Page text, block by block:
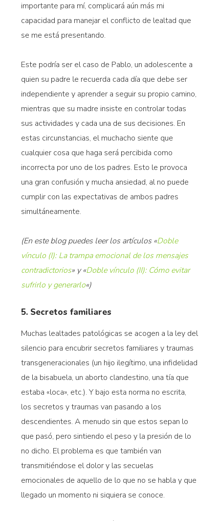
importante para mí, complicará aún más mi
capacidad para manejar el conflicto de lealtad que
se me está presentando.
Este podría ser el caso de Pablo, un adolescente a
quien su padre le recuerda cada día que debe ser
independiente y aprender a seguir su propio camino,
mientras que su madre insiste en controlar todas
sus actividades y cada una de sus decisiones. En
estas circunstancias, el muchacho siente que
cualquier cosa que haga será percibida como
incorrecta por uno de los padres. Esto le provoca
una gran confusión y mucha ansiedad, al no puede
cumplir con las expectativas de ambos padres
simultáneamente.
(En este blog puedes leer los artículos «Doble
vínculo (I): La trampa emocional de los mensajes
contradictorios» y «Doble vínculo (II): Cómo evitar
sufrirlo y generarlo«)
5. Secretos familiares
Muchas lealtades patológicas se acogen a la ley del
silencio para encubrir secretos familiares y traumas
transgeneracionales (un hijo ilegítimo, una infidelidad
de la bisabuela, un aborto clandestino, una tía que
estaba «loca», etc.). Y bajo esta norma no escrita,
los secretos y traumas van pasando a los
descendientes. A menudo sin que estos sepan lo
que pasó, pero sintiendo el peso y la presión de lo
no dicho. El problema es que también van
transmitiéndose el dolor y las secuelas
emocionales de aquello de lo que no se habla y que
llegado un momento ni siquiera se conoce.